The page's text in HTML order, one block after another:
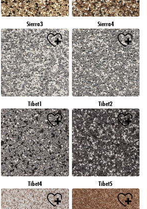
Sierra3 Sierra4
Tibet1 Tibet2
Tibet4 Tibet5